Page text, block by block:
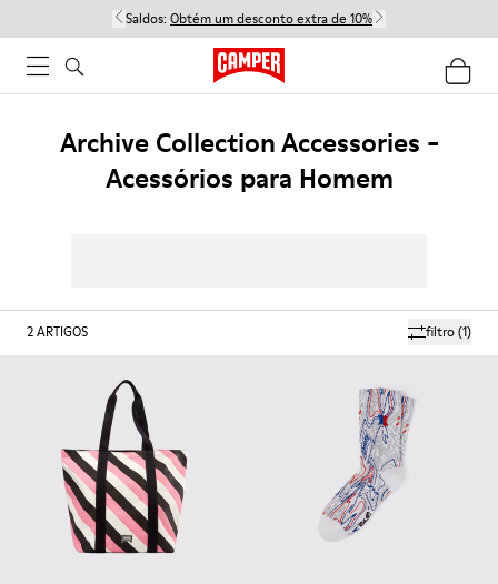
Saldos: Obtém um desconto extra de 10%
Archive Collection Accessories -
Acessórios para Homem
filtro(1)
2ARTIGOS